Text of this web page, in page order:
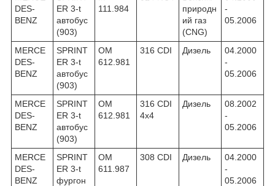
DES-
BENZ
ER 3-t
автобус
(903)
111.984
природн
ий газ
(CNG)
-
05.2006
MERCE
DES-
BENZ
SPRINT
ER 3-t
автобус
(903)
OM
612.981
316 CDI Дизель
04.2000
-
05.2006
MERCE
DES-
BENZ
SPRINT
ER 3-t
автобус
(903)
OM
612.981
316 CDI
4x4
Дизель
08.2002
-
05.2006
MERCE
DES-
BENZ
SPRINT
ER 3-t
фургон
OM
611.987
308 CDI Дизель
04.2000
-
05.2006